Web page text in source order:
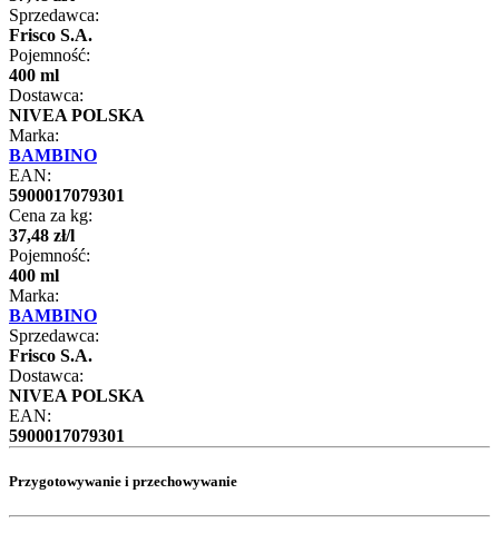
Sprzedawca:
Frisco S.A.
Pojemność:
400 ml
Dostawca:
NIVEA POLSKA
Marka:
BAMBINO
EAN:
5900017079301
Cena za kg:
37,48 zł/l
Pojemność:
400 ml
Marka:
BAMBINO
Sprzedawca:
Frisco S.A.
Dostawca:
NIVEA POLSKA
EAN:
5900017079301
Przygotowywanie i przechowywanie